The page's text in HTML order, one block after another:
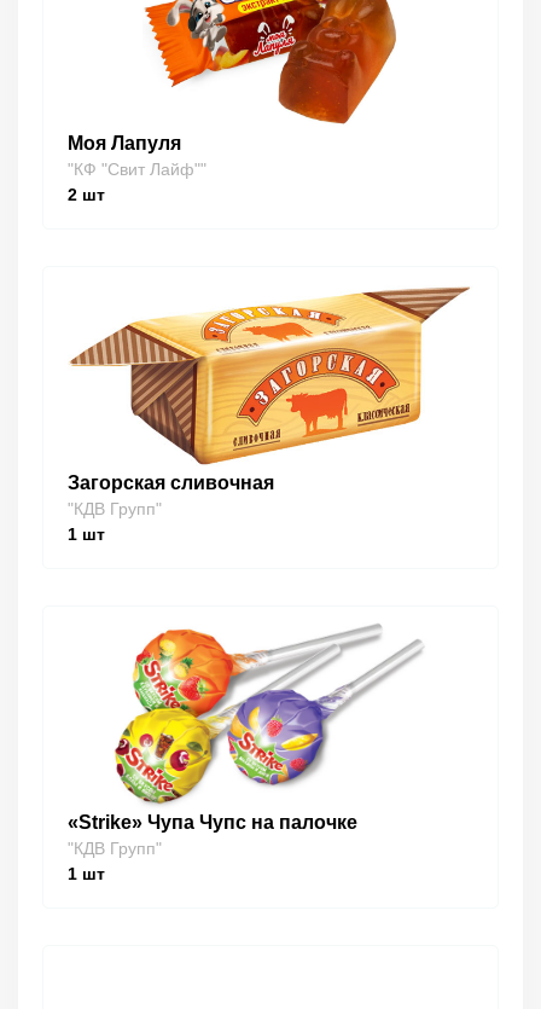
Моя Лапуля
"КФ "Свит Лайф""
2 шт
Загорская сливочная
"КДВ Групп"
1 шт
«Strike» Чупа Чупс на палочке
"КДВ Групп"
1 шт